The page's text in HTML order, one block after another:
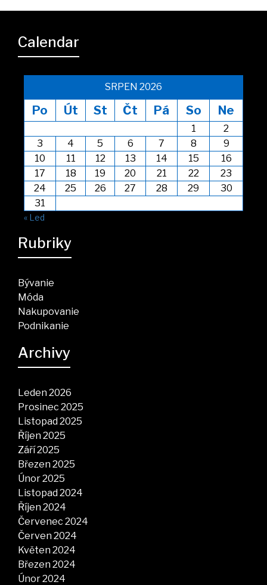
Calendar
SRPEN 2026
Po Út St Čt Pá So Ne
1
2
3
4 5 6 7 8
9
10
11 12 13 14 15
16
17
18 19 20 21 22
23
24
25 26 27 28 29
30
31
« Led
Rubriky
Bývanie
Móda
Nakupovanie
Podnikanie
Archivy
Leden 2026
Prosinec 2025
Listopad 2025
Říjen 2025
Září 2025
Březen 2025
Únor 2025
Listopad 2024
Říjen 2024
Červenec 2024
Červen 2024
Květen 2024
Březen 2024
Únor 2024